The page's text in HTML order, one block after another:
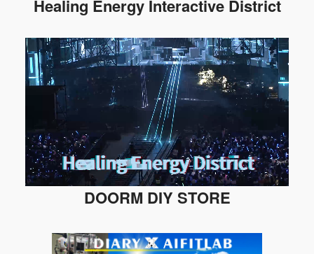
Healing Energy Interactive District
DOORM DIY STORE